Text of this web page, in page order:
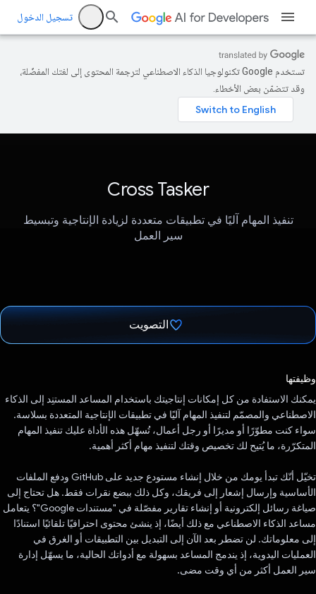
تسجيل الدخول
تستخدم Google تكنولوجيا الذكاء الاصطناعي لترجمة المحتوى إلى لغتك المفضّلة،
وقد تتضمّن بعض الأخطاء.
Cross Tasker
تنفيذ المهام آليًا في تطبيقات متعددة لزيادة الإنتاجية وتبسيط
سير العمل
التصويت
وظيفتها
يمكنك الاستفادة من كل إمكانات إنتاجيتك باستخدام المساعد المستنِد إلى الذكاء
الاصطناعي والمصمّم لتنفيذ المهام آليًا في تطبيقات الإنتاجية المتعددة بسلاسة.
سواء كنت مطوّرًا أو مديرًا أو رجل أعمال، تُسهّل هذه الأداة عليك تنفيذ المهام
المتكرّرة، ما يُتيح لك تخصيص وقتك لتنفيذ مهام أكثر أهمية.
تخيّل أنّك تبدأ يومك من خلال إنشاء مستودع جديد على GitHub ودفع الملفات
الأساسية وإرسال إشعار إلى فريقك، وكل ذلك ببضع نقرات فقط. هل تحتاج إلى
صياغة رسائل إلكترونية أو إنشاء تقارير مفصّلة في "مستندات Google"؟ يتعامل
مساعد الذكاء الاصطناعي مع ذلك أيضًا، إذ ينشئ محتوى احترافيًا تلقائيًا استنادًا
إلى معلوماتك. لن تضطر بعد الآن إلى التبديل بين التطبيقات أو الغرق في
العمليات اليدوية، إذ يندمج المساعد بسهولة مع أدواتك الحالية، ما يسهّل إدارة
سير العمل أكثر من أي وقت مضى.